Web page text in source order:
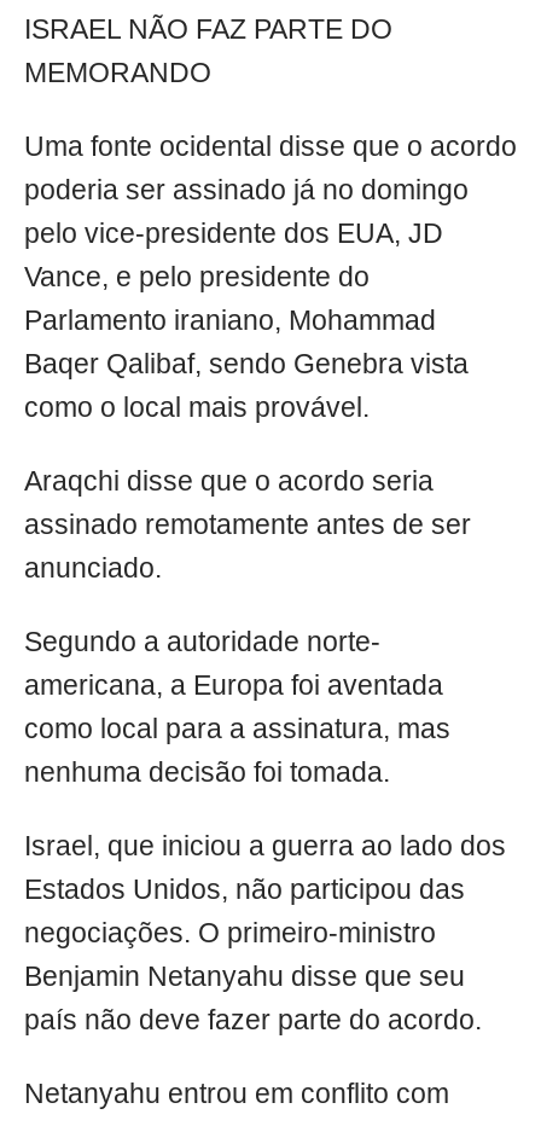
ISRAEL NÃO FAZ PARTE DO
MEMORANDO
Uma fonte ocidental disse que o acordo
poderia ser assinado já no domingo
pelo vice-presidente dos EUA, JD
Vance, e pelo presidente do
Parlamento iraniano, Mohammad
Baqer Qalibaf, sendo Genebra vista
como o local mais provável.
Araqchi disse que o acordo seria
assinado remotamente antes de ser
anunciado.
Segundo a autoridade norte-
americana, a Europa foi aventada
como local para a assinatura, mas
nenhuma decisão foi tomada.
Israel, que iniciou a guerra ao lado dos
Estados Unidos, não participou das
negociações. O primeiro-ministro
Benjamin Netanyahu disse que seu
país não deve fazer parte do acordo.
Netanyahu entrou em conflito com